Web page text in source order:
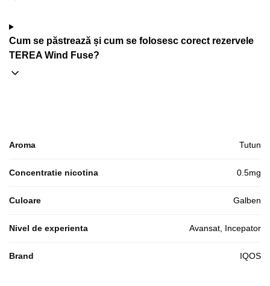
Cum se păstrează și cum se folosesc corect rezervele
TEREA Wind Fuse?
Aroma Tutun
Concentratie nicotina 0.5mg
Culoare Galben
Nivel de experienta Avansat, Incepator
Brand IQOS